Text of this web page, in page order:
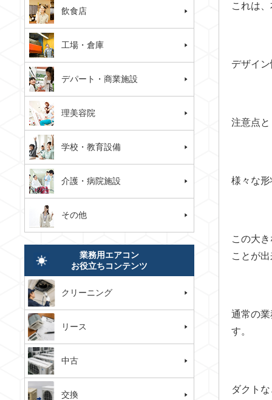
これは
デザイ
注意点
様々な
この大
ことが
通常の
す。
ダクト
飲食店
工場・倉庫
デパート・商業施設
理美容院
学校・教育設備
介護・病院施設
その他
業務用エアコン
お役立ちコンテンツ
クリーニング
リース
中古
交換